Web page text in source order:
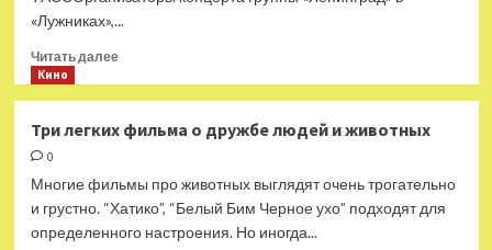
Троянову
«Лужниках»,...
Читать далееПрочитать
концерта
назвали
причины
отмены
выступления
Кино
Три легких фильма о дружбе людей и животных
0
Многие фильмы про животных выглядят очень трогательно
и грустно. “Хатико”, “Белый Бим Черное ухо” подходят для
определенного настроения. Но иногда...